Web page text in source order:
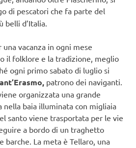
di pescatori che fa parte del
d’Italia.
vacanza in ogni mese
il folklore e la tradizione, meglio
ogni primo sabato di luglio si
patrono dei naviganti.
organizzata una grande
nella baia illuminata con migliaia
santo viene trasportata per le vie
a bordo di un traghetto
barche. La meta è Tellaro, una